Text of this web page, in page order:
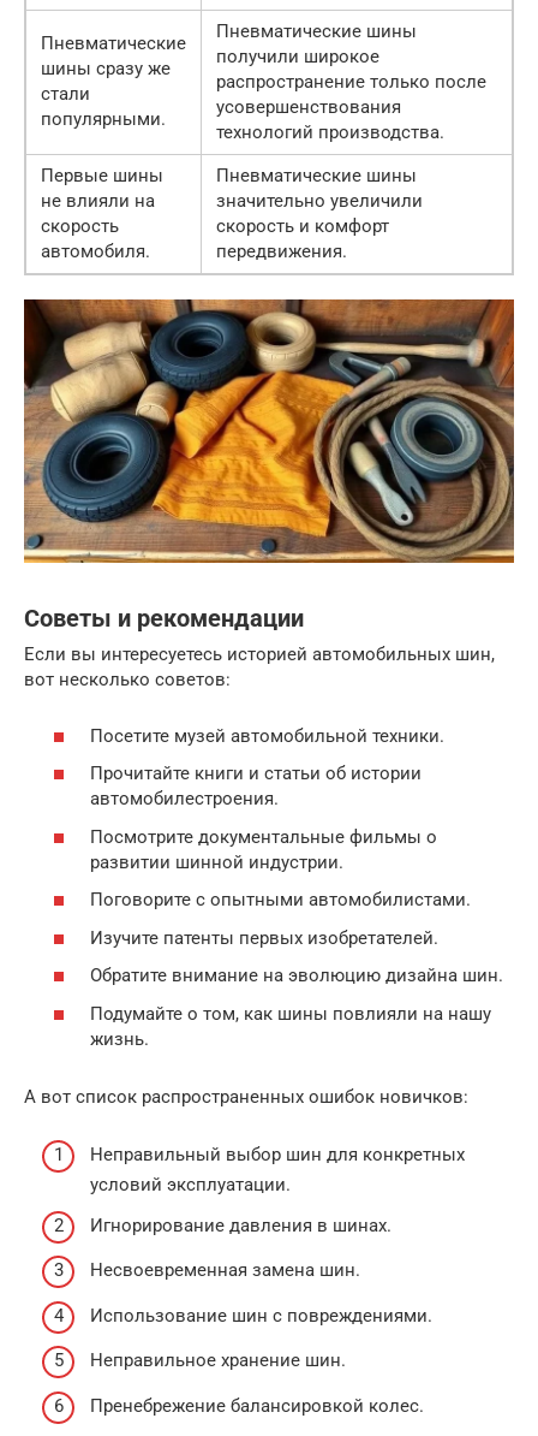
Пневматические
шины сразу же
стали
популярными.
Пневматические шины
получили широкое
распространение только после
усовершенствования
технологий производства.
Первые шины
не влияли на
скорость
автомобиля.
Пневматические шины
значительно увеличили
скорость и комфорт
передвижения.
Советы и рекомендации
Если вы интересуетесь историей автомобильных шин,
вот несколько советов:
Посетите музей автомобильной техники.
Прочитайте книги и статьи об истории
автомобилестроения.
Посмотрите документальные фильмы о
развитии шинной индустрии.
Поговорите с опытными автомобилистами.
Изучите патенты первых изобретателей.
Обратите внимание на эволюцию дизайна шин.
Подумайте о том, как шины повлияли на нашу
жизнь.
А вот список распространенных ошибок новичков:
Неправильный выбор шин для конкретных
условий эксплуатации.
Игнорирование давления в шинах.
Несвоевременная замена шин.
Использование шин с повреждениями.
Неправильное хранение шин.
Пренебрежение балансировкой колес.